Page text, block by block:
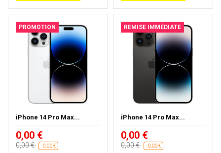
PROMOTION
iPhone 14 Pro Max...
0,00 €
0,00 € -0,00 €
REMISE IMMÉDIATE
iPhone 14 Pro Max...
0,00 €
0,00 € -0,00 €